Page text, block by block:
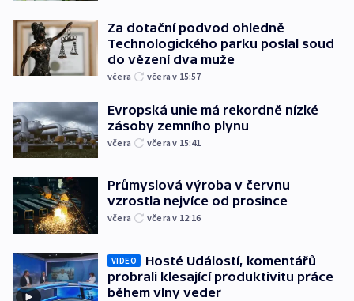
Za dotační podvod ohledně
Technologického parku poslal soud
do vězení dva muže
včera včera v 15:57
Evropská unie má rekordně nízké
zásoby zemního plynu
včera včera v 15:41
Průmyslová výroba v červnu
vzrostla nejvíce od prosince
včera včera v 12:16
VIDEO
Hosté Událostí, komentářů
probrali klesající produktivitu práce
během vlny veder